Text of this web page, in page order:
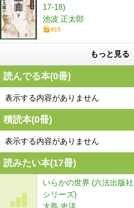
17-18)
池波 正太郎
815
もっと見る
読んでる本(0冊)
表示する内容がありません
積読本(0冊)
表示する内容がありません
読みたい本(17冊)
いらかの世界 (六法出版
シリーズ)